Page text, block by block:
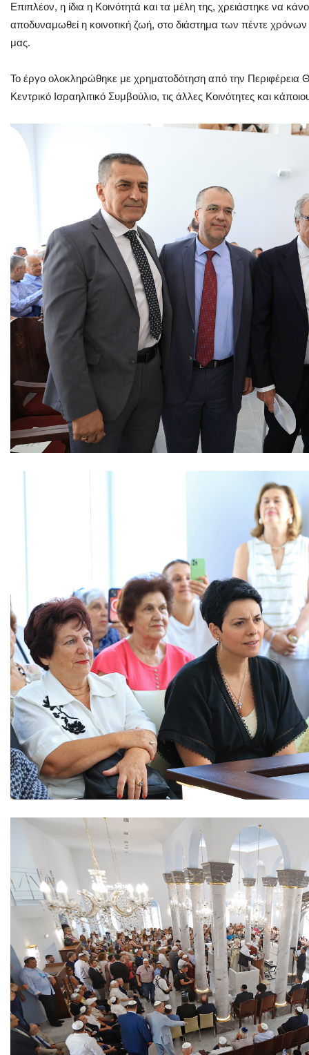
Επιπλέον, η ίδια η Κοινότητά και τα μέλη της, χρειάστηκε να
αποδυναμωθεί η κοινοτική ζωή, στο διάστημα των πέντε χρόνων
μας.
Το έργο ολοκληρώθηκε με χρηματοδότηση από την Περιφέρεια
Κεντρικό Ισραηλιτικό Συμβούλιο, τις άλλες Κοινότητες και